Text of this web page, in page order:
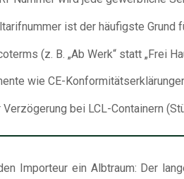
ist der häufigste Grund
(z. B. „Ab Werk“ statt „Frei
wie CE-
Verzögerung bei LCL-Containern
Importeur ein Albtraum: Der